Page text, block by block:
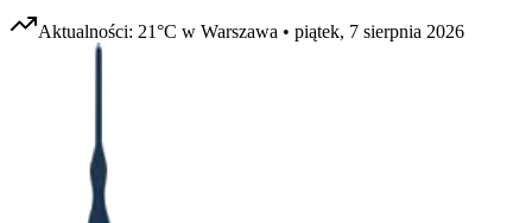
Aktualności: 21°C w Warszawa • piątek, 7 sierpnia 2026